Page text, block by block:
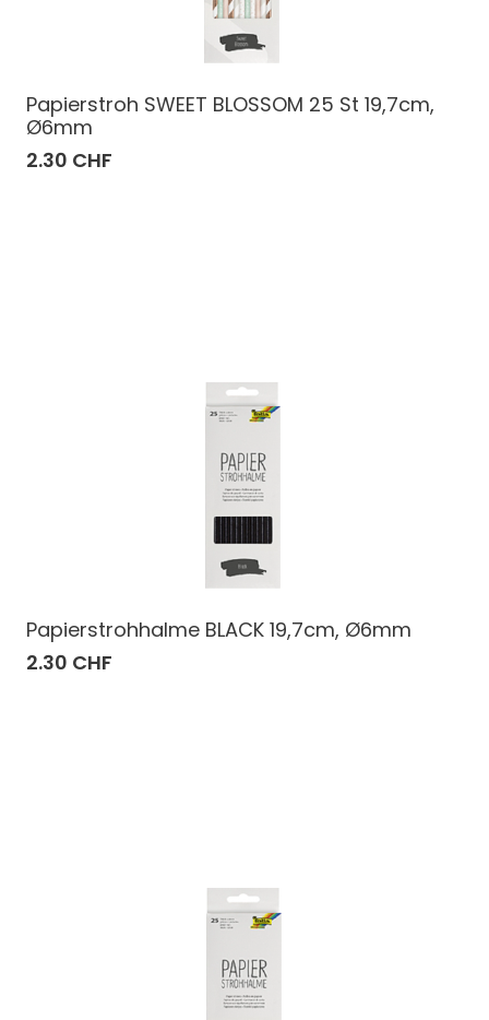
Papierstroh SWEET BLOSSOM 25 St 19,7cm,
Ø6mm
2.30 CHF
Papierstrohhalme BLACK 19,7cm, Ø6mm
2.30 CHF